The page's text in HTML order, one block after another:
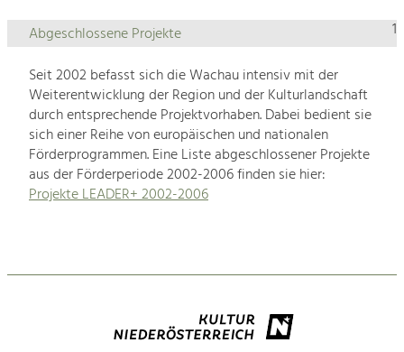
1
Abgeschlossene Projekte
Seit 2002 befasst sich die Wachau intensiv mit der
Weiterentwicklung der Region und der Kulturlandschaft
durch entsprechende Projektvorhaben. Dabei bedient sie
sich einer Reihe von europäischen und nationalen
Förderprogrammen. Eine Liste abgeschlossener Projekte
aus der Förderperiode 2002-2006 finden sie hier:
Projekte LEADER+ 2002-2006